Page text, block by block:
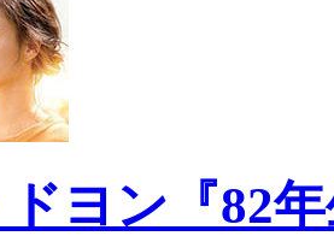
ヨン『82